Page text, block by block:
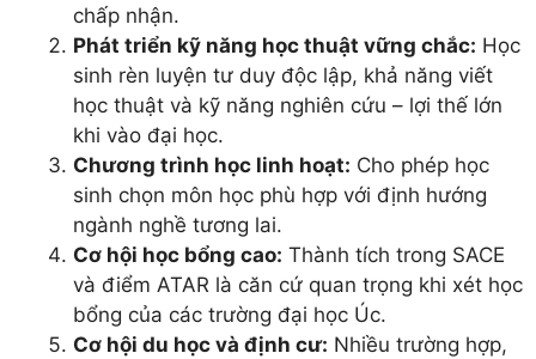
chấp nhận.
Phát triển kỹ năng học thuật vững chắc: Học
sinh rèn luyện tư duy độc lập, khả năng viết
học thuật và kỹ năng nghiên cứu – lợi thế lớn
khi vào đại học.
Chương trình học linh hoạt: Cho phép học
sinh chọn môn học phù hợp với định hướng
ngành nghề tương lai.
Cơ hội học bổng cao: Thành tích trong SACE
và điểm ATAR là căn cứ quan trọng khi xét học
bổng của các trường đại học Úc.
Cơ hội du học và định cư: Nhiều trường hợp,